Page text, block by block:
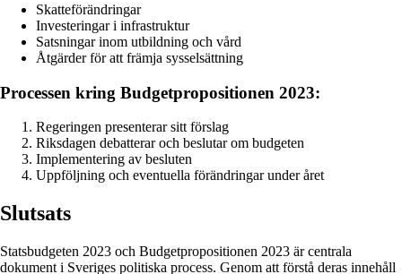
Skatteförändringar
Investeringar i infrastruktur
Satsningar inom utbildning och vård
Åtgärder för att främja sysselsättning
Processen kring Budgetpropositionen 2023:
Regeringen presenterar sitt förslag
Riksdagen debatterar och beslutar om budgeten
Implementering av besluten
Uppföljning och eventuella förändringar under året
Slutsats
Statsbudgeten 2023 och Budgetpropositionen 2023 är centrala
dokument i Sveriges politiska process. Genom att förstå deras innehåll